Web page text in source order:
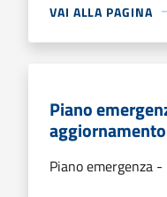
VAI ALLA PAGINA
Piano
aggiornamento
Piano emergenza